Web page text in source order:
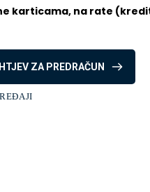
karticama, na rate
ZA PREDRAČUN